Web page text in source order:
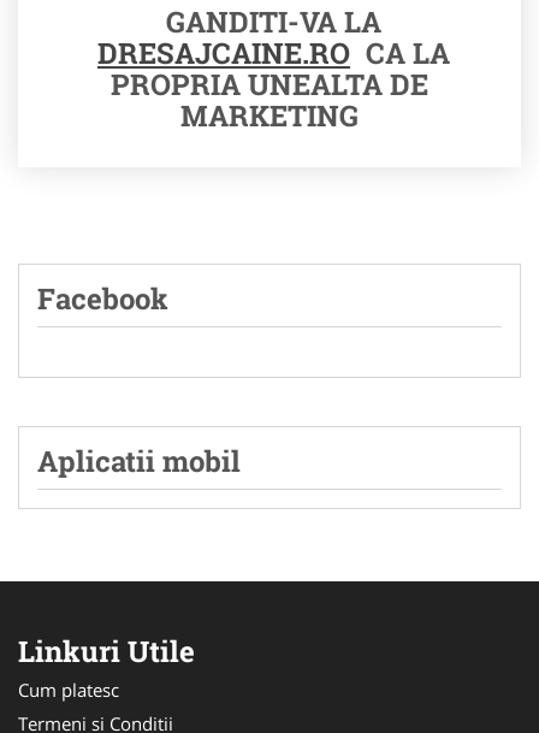
GANDITI-VA LA
DRESAJCAINE.RO CA LA
PROPRIA UNEALTA DE
MARKETING
Facebook
Aplicatii mobil
Linkuri Utile
Cum platesc
Termeni si Conditii